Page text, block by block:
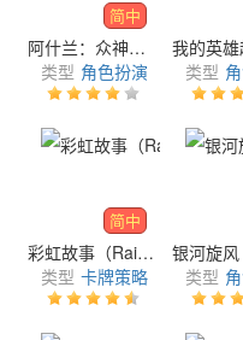
简中
阿什兰：众神的反叛（Ashland: Rebellion of Gods）
类型 角色扮演
类型
简中
彩虹故事（Rainbow Story: Star Quest）
类型 卡牌策略
类型